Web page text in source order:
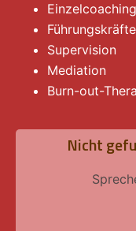
Einzelcoaching
Supervision
Mediation
Burn-out-
Nicht